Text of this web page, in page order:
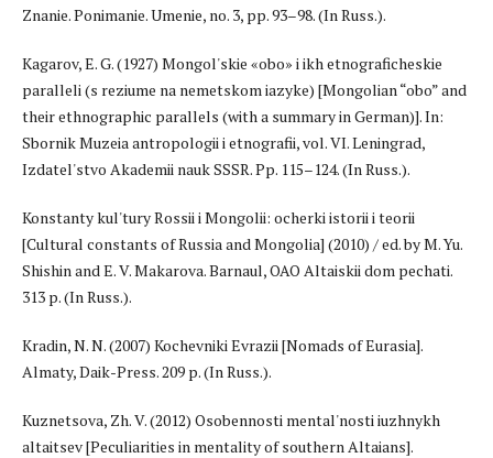
Znanie. Ponimanie. Umenie, no. 3, pp. 93–98. (In Russ.).
Kagarov, E. G. (1927) Mongol'skie «obo» i ikh etnograficheskie
paralleli (s reziume na nemetskom iazyke) [Mongolian “obo” and
their ethnographic parallels (with a summary in German)]. In:
Sbornik Muzeia antropologii i etnografii, vol. VI. Leningrad,
Izdatel'stvo Akademii nauk SSSR. Pp. 115–124. (In Russ.).
Konstanty kul'tury Rossii i Mongolii: ocherki istorii i teorii
[Cultural constants of Russia and Mongolia] (2010) / ed. by M. Yu.
Shishin and E. V. Makarova. Barnaul, OAO Altaiskii dom pechati.
313 p. (In Russ.).
Kradin, N. N. (2007) Kochevniki Evrazii [Nomads of Eurasia].
Almaty, Daik-Press. 209 p. (In Russ.).
Kuznetsova, Zh. V. (2012) Osobennosti mental'nosti iuzhnykh
altaitsev [Peculiarities in mentality of southern Altaians].